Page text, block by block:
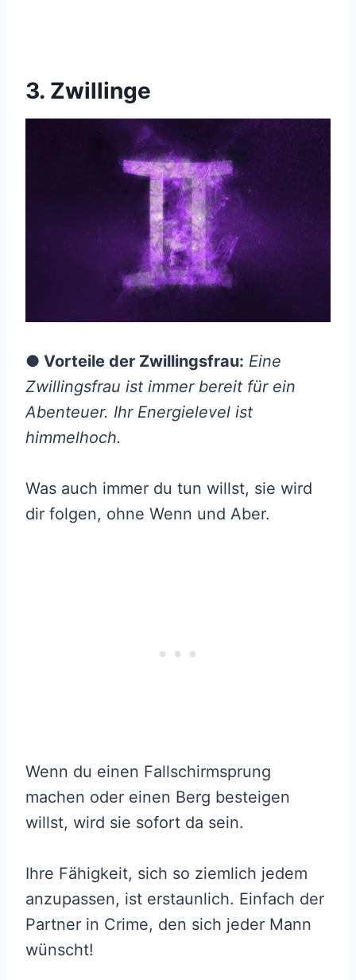
3. Zwillinge
● Vorteile der Zwillingsfrau: Eine
Zwillingsfrau ist immer bereit für ein
Abenteuer. Ihr Energielevel ist
himmelhoch.
Was auch immer du tun willst, sie wird
dir folgen, ohne Wenn und Aber.
Wenn du einen Fallschirmsprung
machen oder einen Berg besteigen
willst, wird sie sofort da sein.
Ihre Fähigkeit, sich so ziemlich jedem
anzupassen, ist erstaunlich. Einfach der
Partner in Crime, den sich jeder Mann
wünscht!